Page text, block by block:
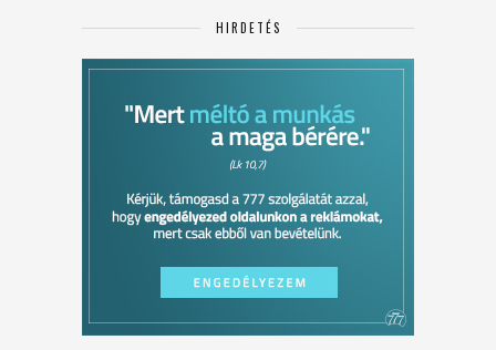
HIRDETÉS